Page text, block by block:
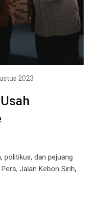
2023
politikus, dan pejuang
Jalan Kebon Sirih,